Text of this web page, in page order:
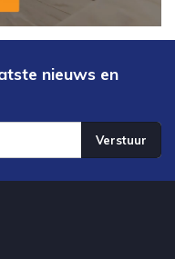
nieuws en
Verstuur